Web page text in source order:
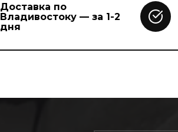
Доставка по
Владивостоку — за 1-2
дня